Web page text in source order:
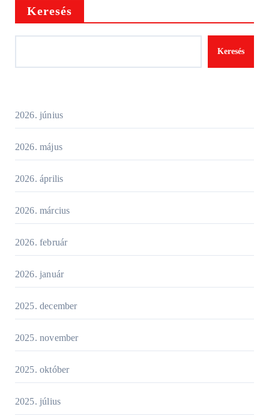
Keresés
Keresés
2026. június
2026. május
2026. április
2026. március
2026. február
2026. január
2025. december
2025. november
2025. október
2025. július